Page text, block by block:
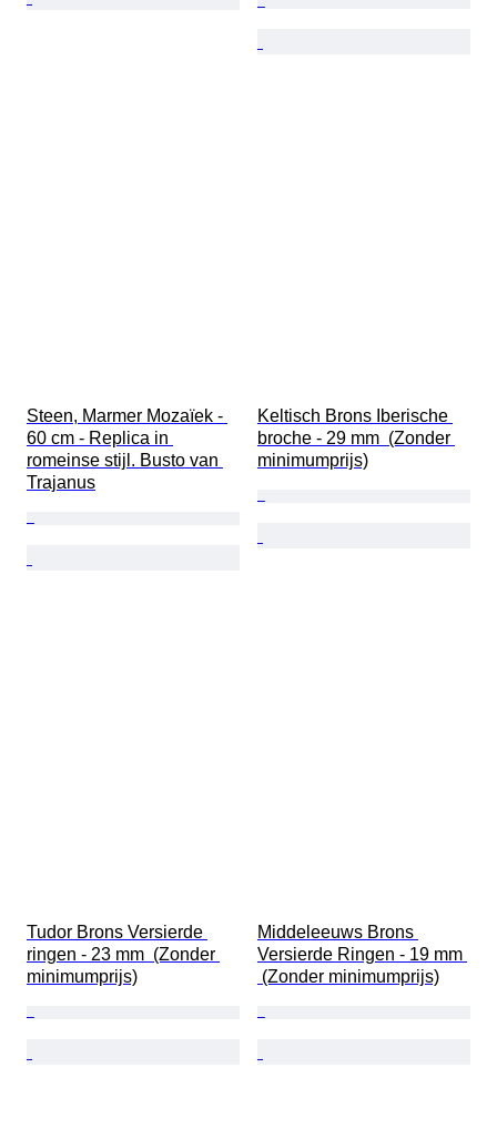
Steen, Marmer Mozaïek -
60 cm - Replica in
romeinse stijl. Busto van
Trajanus
Keltisch Brons Iberische
broche - 29 mm  (Zonder
minimumprijs)
Tudor Brons Versierde
ringen - 23 mm  (Zonder
minimumprijs)
Middeleeuws Brons
Versierde Ringen - 19 mm
(Zonder minimumprijs)